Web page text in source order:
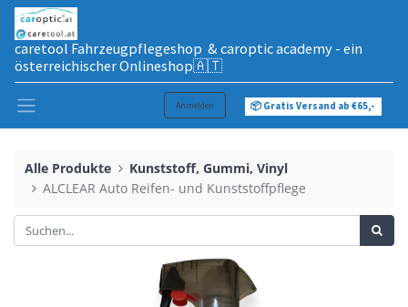
caretool Fahrzeugpflegeshop & caroptic academy - ein
österreichischer Onlineshop🇦🇹
Anmelden 📦 Gratis Versand ab €65,-
Alle Produkte
Kunststoff, Gummi, Vinyl
ALCLEAR Auto Reifen- und Kunststoffpflege